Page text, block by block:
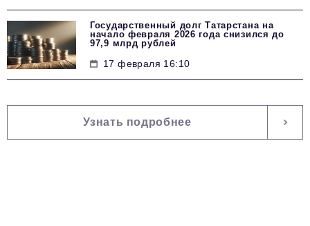
Государственный долг Татарстана на
начало февраля 2026 года снизился до
97,9 млрд рублей
17 февраля 16:10
Узнать подробнее